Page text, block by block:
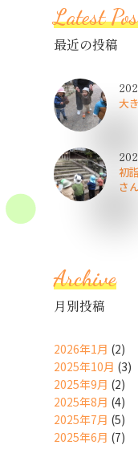
Latest
最近の投稿
大
初
さ
Archive
月別投稿
2026年1月 (2)
2025年10月 (3)
2025年9月 (2)
2025年8月 (4)
2025年7月 (5)
2025年6月 (7)